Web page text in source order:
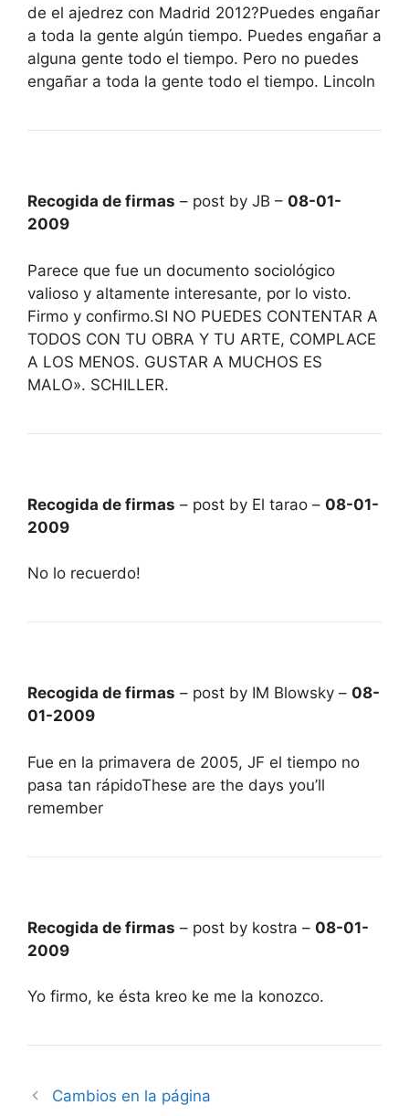
de el ajedrez con Madrid 2012?Puedes engañar
a toda la gente algún tiempo. Puedes engañar a
alguna gente todo el tiempo. Pero no puedes
engañar a toda la gente todo el tiempo. Lincoln
Recogida de firmas – post by JB – 08-01-
2009
Parece que fue un documento sociológico
valioso y altamente interesante, por lo visto.
Firmo y confirmo.SI NO PUEDES CONTENTAR A
TODOS CON TU OBRA Y TU ARTE, COMPLACE
A LOS MENOS. GUSTAR A MUCHOS ES
MALO». SCHILLER.
Recogida de firmas – post by El tarao – 08-01-
2009
No lo recuerdo!
Recogida de firmas – post by IM Blowsky – 08-
01-2009
Fue en la primavera de 2005, JF el tiempo no
pasa tan rápidoThese are the days you’ll
remember
Recogida de firmas – post by kostra – 08-01-
2009
Yo firmo, ke ésta kreo ke me la konozco.
Cambios en la página